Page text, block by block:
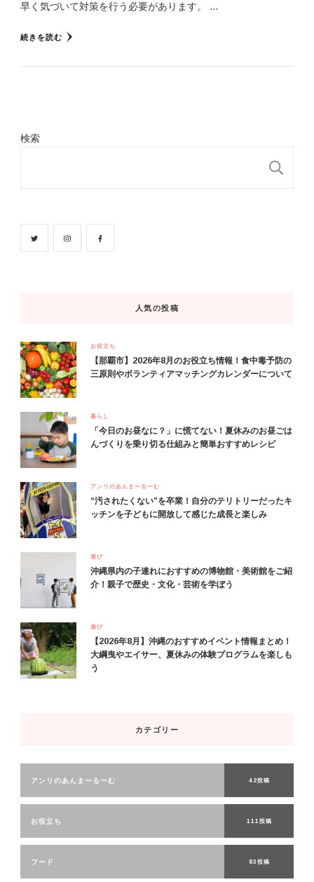
早く気づいて対策を行う必要があります。 …
続きを読む
検索
人気の投稿
お役立ち
【那覇市】2026年8月のお役立ち情報！食中毒予防の
三原則やボランティアマッチングカレンダーについて
暮らし
「今日のお昼なに？」に慌てない！夏休みのお昼ごは
んづくりを乗り切る仕組みと簡単おすすめレシピ
アンリのあんまーるーむ
“汚されたくない”を卒業！自分のテリトリーだったキ
ッチンを子どもに開放して感じた成長と楽しみ
遊び
沖縄県内の子連れにおすすめの博物館・美術館をご紹
介！親子で歴史・文化・芸術を学ぼう
遊び
【2026年8月】沖縄のおすすめイベント情報まとめ！
大綱曳やエイサー、夏休みの体験プログラムを楽しも
う
カテゴリー
アンリのあんまーるーむ 42投稿
お役立ち 111投稿
フード 83投稿